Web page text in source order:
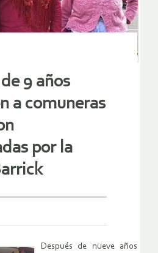
9 años
a comuneras
por la
Después de nueve años